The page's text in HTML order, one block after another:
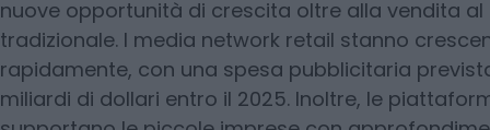
nuove opportunità di crescita oltre alla vendita
tradizionale. I media network retail stanno
rapidamente, con una spesa pubblicitaria
miliardi di dollari entro il 2025. Inoltre, le